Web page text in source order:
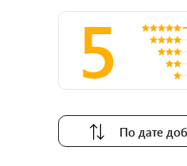
5
По дате